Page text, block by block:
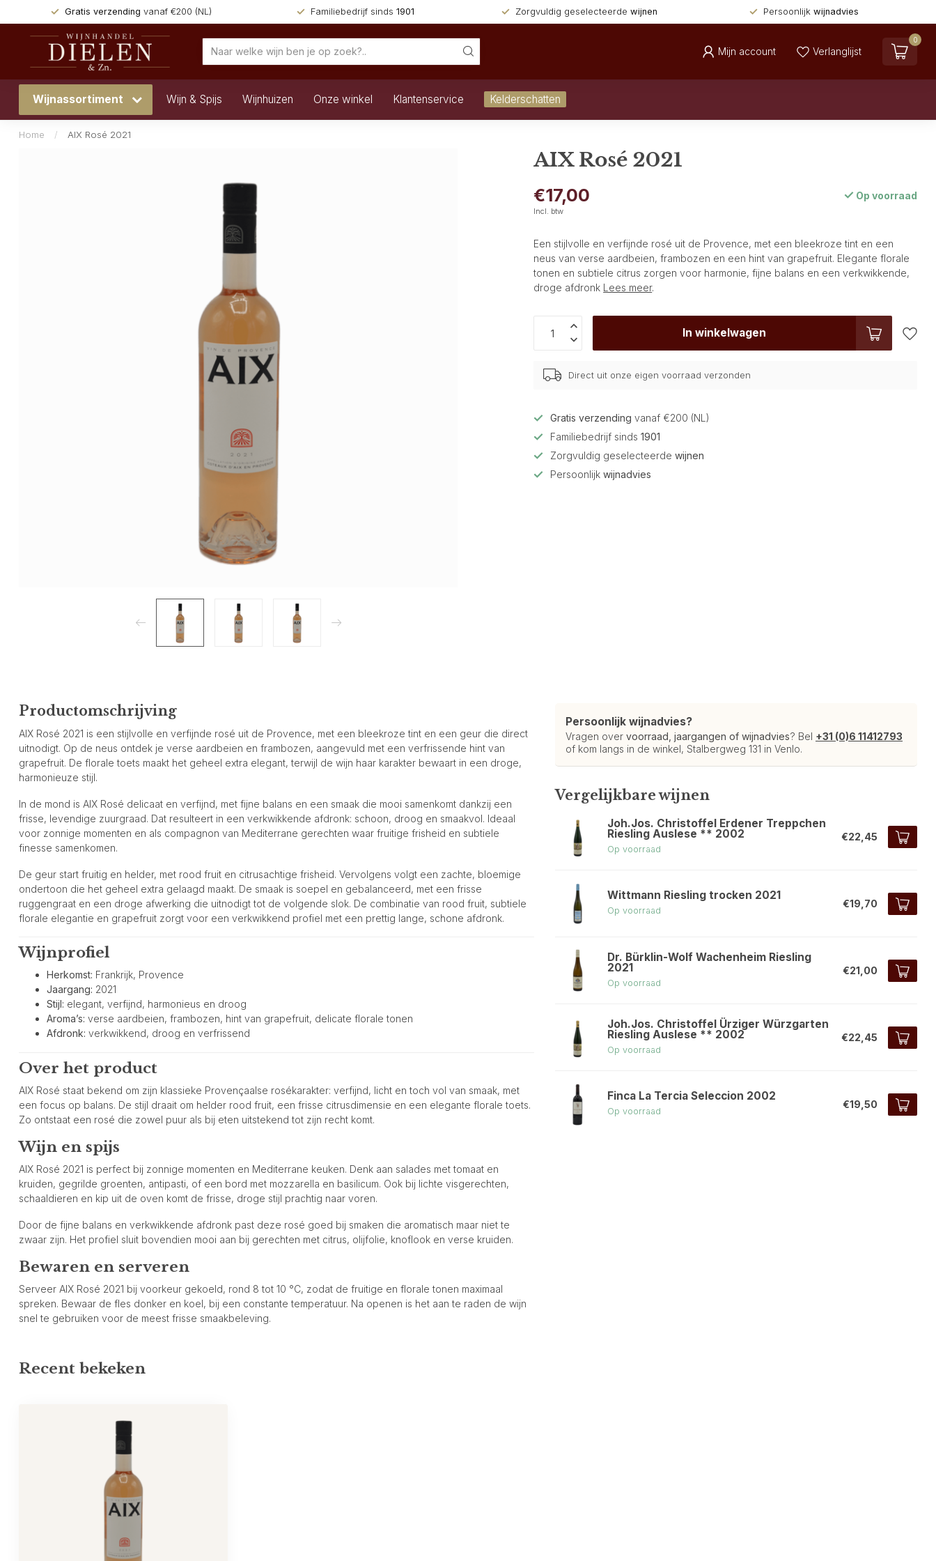
Gratis verzending vanaf €200 (NL) Familiebedrijf sinds 1901 Zorgvuldig geselecteerde wijnen Persoonlijk wijnadvies
Mijn account Verlanglijst
0
Wijnassortiment Wijn & Spijs Wijnhuizen Onze winkel Klantenservice Kelderschatten
Home / AIX Rosé 2021
AIX Rosé 2021
€17,00
Incl. btw
Op voorraad
Een stijlvolle en verfijnde rosé uit de Provence, met een bleekroze tint en een
neus van verse aardbeien, frambozen en een hint van grapefruit. Elegante florale
tonen en subtiele citrus zorgen voor harmonie, fijne balans en een verkwikkende,
droge afdronk Lees meer.
In winkelwagen
Direct uit onze eigen voorraad verzonden
Gratis verzending vanaf €200 (NL)
Familiebedrijf sinds1901
Zorgvuldig geselecteerdewijnen
Persoonlijkwijnadvies
Productomschrijving
AIX Rosé 2021 is een stijlvolle en verfijnde rosé uit de Provence, met een bleekroze tint en een geur die direct
uitnodigt. Op de neus ontdek je verse aardbeien en frambozen, aangevuld met een verfrissende hint van
grapefruit. De florale toets maakt het geheel extra elegant, terwijl de wijn haar karakter bewaart in een droge,
harmonieuze stijl.
In de mond is AIX Rosé delicaat en verfijnd, met fijne balans en een smaak die mooi samenkomt dankzij een
frisse, levendige zuurgraad. Dat resulteert in een verkwikkende afdronk: schoon, droog en smaakvol. Ideaal
voor zonnige momenten en als compagnon van Mediterrane gerechten waar fruitige frisheid en subtiele
finesse samenkomen.
De geur start fruitig en helder, met rood fruit en citrusachtige frisheid. Vervolgens volgt een zachte, bloemige
ondertoon die het geheel extra gelaagd maakt. De smaak is soepel en gebalanceerd, met een frisse
ruggengraat en een droge afwerking die uitnodigt tot de volgende slok. De combinatie van rood fruit, subtiele
florale elegantie en grapefruit zorgt voor een verkwikkend profiel met een prettig lange, schone afdronk.
Wijnprofiel
Herkomst: Frankrijk, Provence
Jaargang: 2021
Stijl: elegant, verfijnd, harmonieus en droog
Aroma’s: verse aardbeien, frambozen, hint van grapefruit, delicate florale tonen
Afdronk: verkwikkend, droog en verfrissend
Over het product
AIX Rosé staat bekend om zijn klassieke Provençaalse rosékarakter: verfijnd, licht en toch vol van smaak, met
een focus op balans. De stijl draait om helder rood fruit, een frisse citrusdimensie en een elegante florale toets.
Zo ontstaat een rosé die zowel puur als bij eten uitstekend tot zijn recht komt.
Wijn en spijs
AIX Rosé 2021 is perfect bij zonnige momenten en Mediterrane keuken. Denk aan salades met tomaat en
kruiden, gegrilde groenten, antipasti, of een bord met mozzarella en basilicum. Ook bij lichte visgerechten,
schaaldieren en kip uit de oven komt de frisse, droge stijl prachtig naar voren.
Door de fijne balans en verkwikkende afdronk past deze rosé goed bij smaken die aromatisch maar niet te
zwaar zijn. Het profiel sluit bovendien mooi aan bij gerechten met citrus, olijfolie, knoflook en verse kruiden.
Bewaren en serveren
Serveer AIX Rosé 2021 bij voorkeur gekoeld, rond 8 tot 10 °C, zodat de fruitige en florale tonen maximaal
spreken. Bewaar de fles donker en koel, bij een constante temperatuur. Na openen is het aan te raden de wijn
snel te gebruiken voor de meest frisse smaakbeleving.
Persoonlijk wijnadvies?
Vragen over voorraad, jaargangen of wijnadvies? Bel +31 (0)6 11412793
of kom langs in de winkel, Stalbergweg 131 in Venlo.
Vergelijkbare wijnen
Joh.Jos. Christoffel Erdener Treppchen
Riesling Auslese ** 2002
Op voorraad
€22,45
Wittmann Riesling trocken 2021
Op voorraad
€19,70
Dr. Bürklin-Wolf Wachenheim Riesling
2021
Op voorraad
€21,00
Joh.Jos. Christoffel Ürziger Würzgarten
Riesling Auslese ** 2002
Op voorraad
€22,45
Finca La Tercia Seleccion 2002
Op voorraad
€19,50
Recent bekeken